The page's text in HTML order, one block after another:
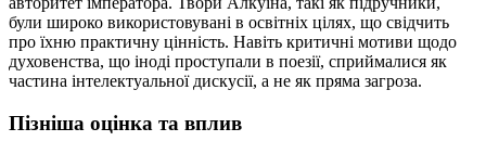
були широко використовувані в освітніх цілях, що свідчить
про їхню практичну цінність. Навіть критичні мотиви щодо
духовенства, що іноді проступали в поезії, сприймалися як
частина інтелектуальної дискусії, а не як пряма загроза.
Пізніша оцінка та вплив